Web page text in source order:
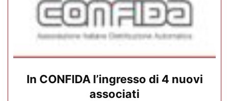
In CONFIDA l’ingresso di 4 nuovi
associati